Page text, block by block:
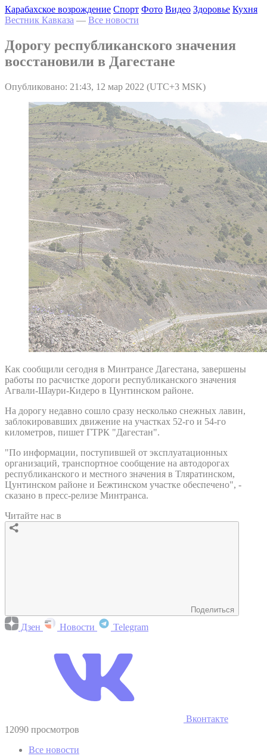
Карабахское возрождение Спорт Фото Видео Здоровье Кухня
Вестник Кавказа — Все новости
Дорогу республиканского значения
восстановили в Дагестане
Опубликовано: 21:43, 12 мар 2022 (UTC+3 MSK)
Как сообщили сегодня в Минтрансе Дагестана, завершены
работы по расчистке дороги республиканского значения
Агвали-Шаури-Кидеро в Цунтинском районе.
На дорогу недавно сошло сразу несколько снежных лавин,
заблокировавших движение на участках 52-го и 54-го
километров, пишет ГТРК "Дагестан".
"По информации, поступившей от эксплуатационных
организаций, транспортное сообщение на автодорогах
республиканского и местного значения в Тляратинском,
Цунтинском районе и Бежтинском участке обеспечено", -
сказано в пресс-релизе Минтранса.
Читайте нас в
Поделиться
Дзен Новости Telegram
Вконтакте
12090 просмотров
Все новости